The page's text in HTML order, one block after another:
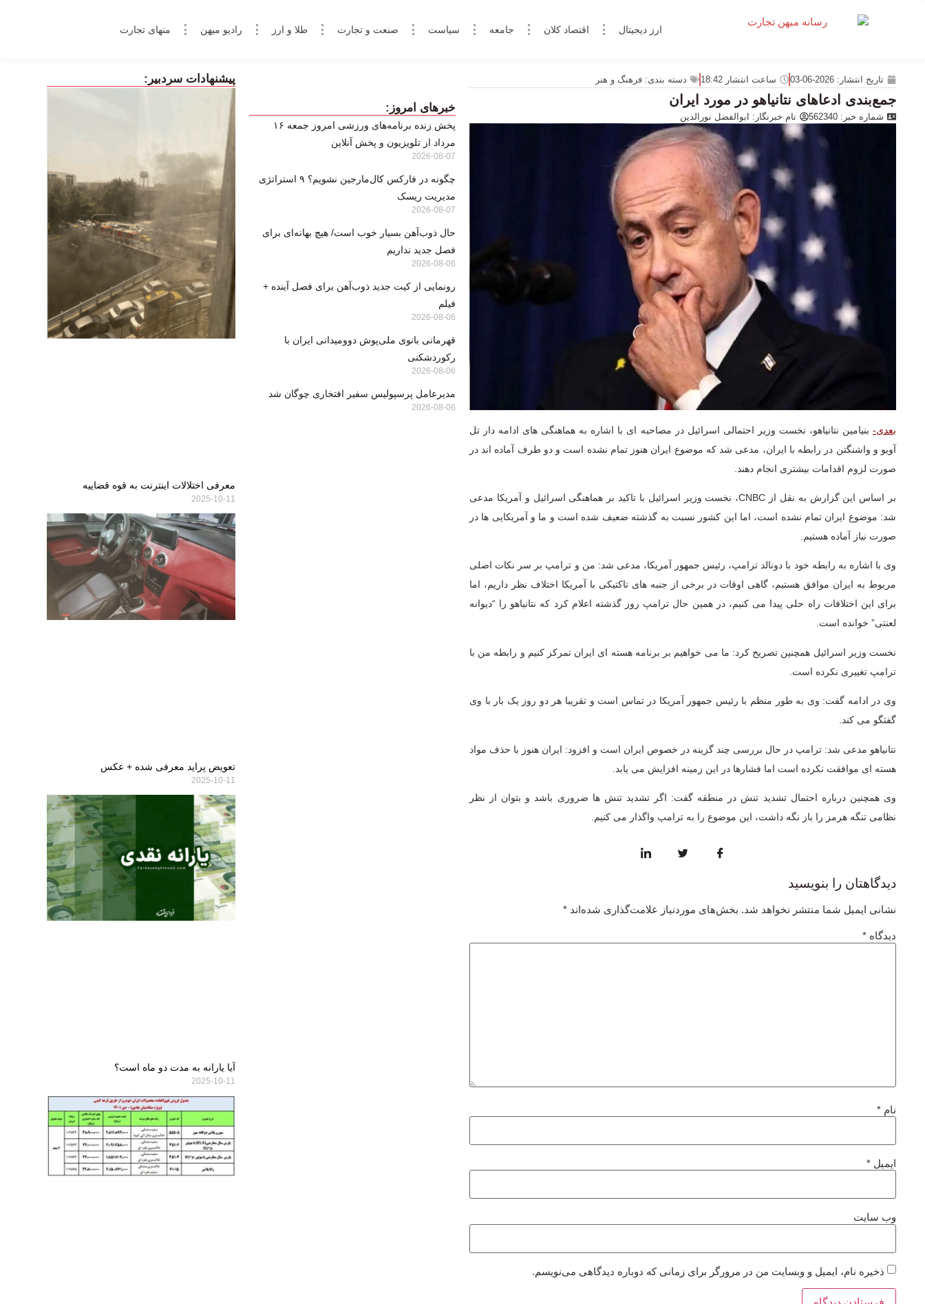
ارز دیجیتال اقتصاد کلان جامعه سیاست صنعت و تجارت طلا و ارز رادیو میهن منهای تجارت
تاریخ انتشار: 2026-06-03 ساعت انتشار 18:42 دسته بندی: فرهنگ و هنر
جمع‌بندی ادعاهای نتانیاهو در مورد ایران
شماره خبر: 562340 نام خبرنگار: ابوالفضل نورالدین
بعدی- بنیامین نتانیاهو، نخست وزیر احتمالی اسرائیل در مصاحبه ای با اشاره به هماهنگی های ادامه دار تل
آویو و واشنگتن در رابطه با ایران، مدعی شد که موضوع ایران هنوز تمام نشده است و دو طرف آماده اند در
صورت لزوم اقدامات بیشتری انجام دهند.
بر اساس این گزارش به نقل از CNBC،
نخست وزیر اسرائیل با تاکید بر هماهنگی اسرائیل و آمریکا مدعی
شد: موضوع ایران تمام نشده است، اما این کشور نسبت به گذشته ضعیف شده است و ما و آمریکایی ها در
صورت نیاز آماده هستیم.
وی با اشاره به رابطه خود با دونالد ترامپ، رئیس جمهور آمریکا، مدعی شد: من و ترامپ بر سر نکات اصلی
مربوط به ایران موافق هستیم، گاهی اوقات در برخی از جنبه های تاکتیکی با آمریکا اختلاف نظر داریم، اما
برای این اختلافات راه حلی پیدا می کنیم، در همین حال ترامپ روز گذشته اعلام کرد که نتانیاهو را “دیوانه
لعنتی” خوانده است.
نخست وزیر اسرائیل همچنین تصریح کرد: ما می خواهیم بر برنامه هسته ای ایران تمرکز کنیم و رابطه من با
ترامپ تغییری نکرده است.
وی در ادامه گفت: وی به طور منظم با رئیس جمهور آمریکا در تماس است و تقریبا هر دو روز یک بار با وی
گفتگو می کند.
نتانیاهو مدعی شد: ترامپ در حال بررسی چند گزینه در خصوص ایران است و افزود: ایران هنوز با حذف مواد
هسته ای موافقت نکرده است اما فشارها در این زمینه افزایش می یابد.
وی همچنین درباره احتمال تشدید تنش در منطقه گفت: اگر تشدید تنش ها ضروری باشد و بتوان از نظر
نظامی تنگه هرمز را باز نگه داشت، این موضوع را به ترامپ واگذار می کنیم.
دیدگاهتان را بنویسید
نشانی ایمیل شما منتشر نخواهد شد. بخش‌های موردنیاز علامت‌گذاری شده‌اند *
دیدگاه *
نام *
ایمیل *
وب‌ سایت
ذخیره نام، ایمیل و وبسایت من در مرورگر برای زمانی که دوباره دیدگاهی می‌نویسم.
خبرهای امروز:
پخش زنده برنامه‌های ورزشی امروز جمعه ۱۶
مرداد از تلویزیون و پخش آنلاین
2026-08-07
چگونه در فارکس کال‌مارجین نشویم؟ ۹ استراتژی
مدیریت ریسک
2026-08-07
حال ذوب‌آهن بسیار خوب است/ هیچ بهانه‌ای برای
فصل جدید نداریم
2026-08-06
رونمایی از کیت جدید ذوب‌آهن برای فصل آینده +
فیلم
2026-08-06
قهرمانی بانوی ملی‌پوش دوومیدانی ایران با
رکوردشکنی
2026-08-06
مدیرعامل پرسپولیس سفیر افتخاری چوگان شد
2026-08-06
پیشنهادات سردبیر:
معرفی اختلالات اینترنت به قوه قضاییه
2025-10-11
تعویض پراید معرفی شده + عکس
2025-10-11
آیا یارانه به مدت دو ماه است؟
2025-10-11